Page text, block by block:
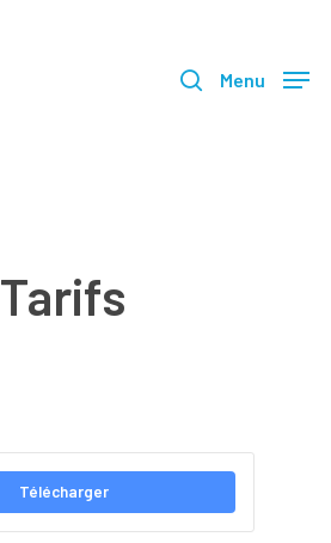
Menu
Tarifs
Télécharger